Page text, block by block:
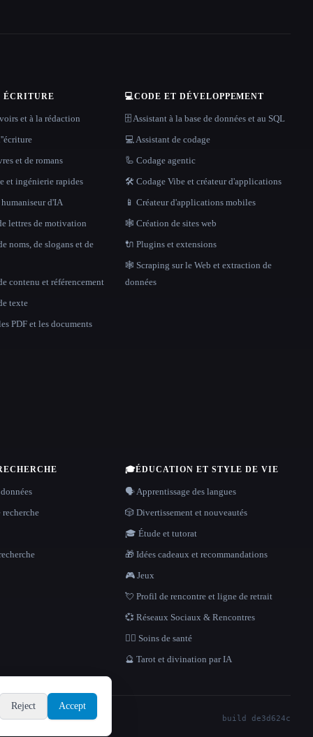
ÉCRITURE
et à la rédaction
et de romans
et ingénierie rapides
d'IA
lettres de motivation
noms, de slogans et de
contenu et référencement
texte
PDF et les documents
💻CODE ET DÉVELOPPEMENT
🗄️ Assistant à la base de données et au SQL
💻 Assistant de codage
🦾 Codage agentic
🛠️ Codage Vibe et créateur d'applications
📱 Créateur d'applications mobiles
🕸 Création de sites web
🔌 Plugins et extensions
🕸️ Scraping sur le Web et extraction de
données
🎓ÉDUCATION ET STYLE DE VIE
🗣️ Apprentissage des langues
🎲 Divertissement et nouveautés
🎓 Étude et tutorat
🎁 Idées cadeaux et recommandations
🎮 Jeux
💘 Profil de rencontre et ligne de retrait
💞 Réseaux Sociaux & Rencontres
👩‍⚕️ Soins de santé
🔮 Tarot et divination par IA
build de3d624c
Reject Accept